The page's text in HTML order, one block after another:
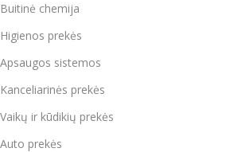
Buitinė chemija
Higienos prekės
Apsaugos sistemos
Kanceliarinės prekės
Vaikų ir kūdikių prekės
Auto prekės